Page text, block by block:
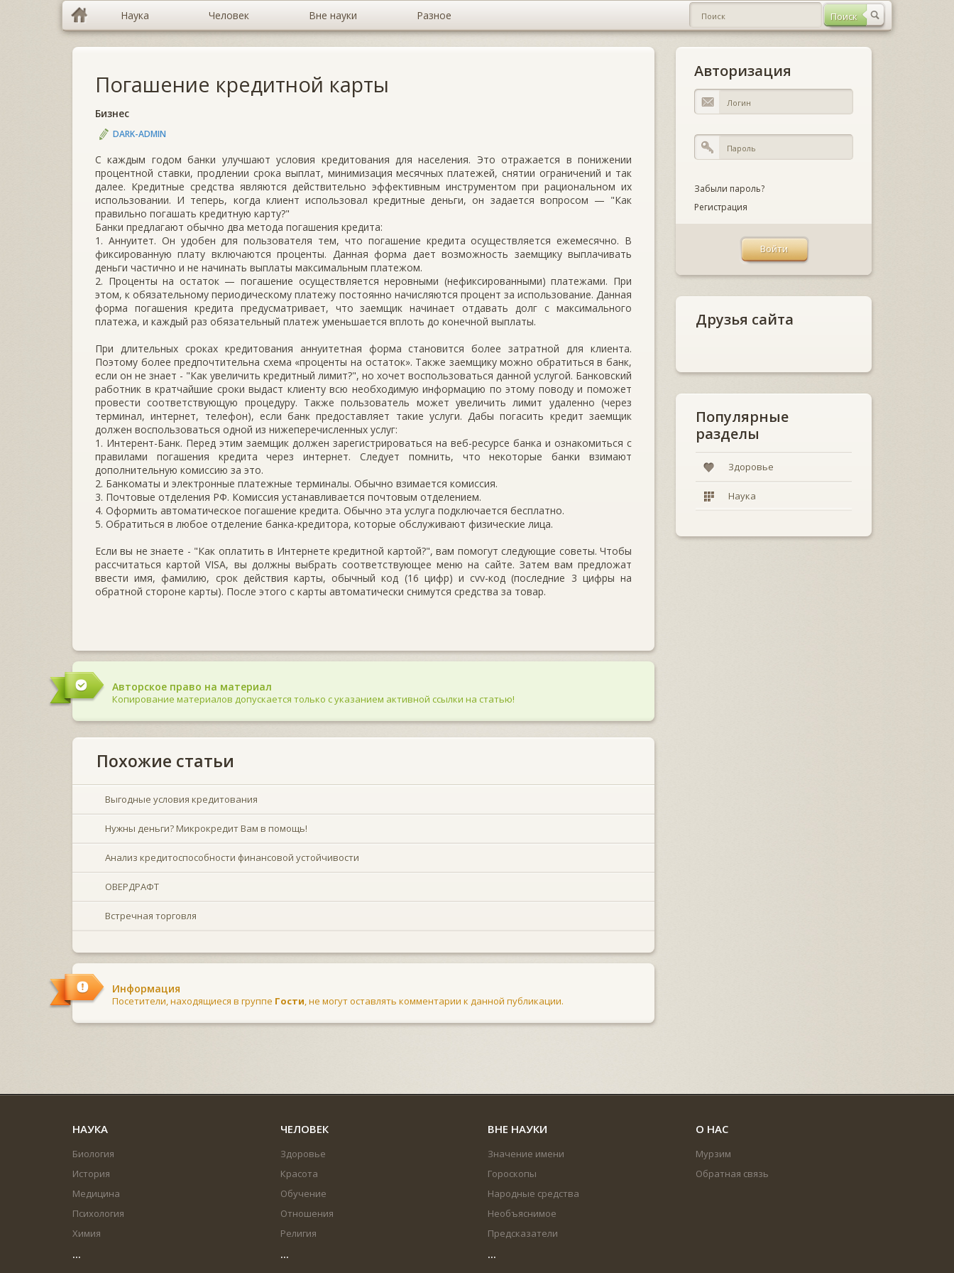
Наука Человек Вне науки Разное
Погашение кредитной карты
Бизнес
DARK-ADMIN
С каждым годом банки улучшают условия кредитования для населения. Это отражается в понижении
процентной ставки, продлении срока выплат, минимизация месячных платежей, снятии ограничений и так
далее. Кредитные средства являются действительно эффективным инструментом при рациональном их
использовании. И теперь, когда клиент использовал кредитные деньги, он задается вопросом — "Как
правильно погашать кредитную карту?"
Банки предлагают обычно два метода погашения кредита:
1. Аннуитет. Он удобен для пользователя тем, что погашение кредита осуществляется ежемесячно. В
фиксированную плату включаются проценты. Данная форма дает возможность заемщику выплачивать
деньги частично и не начинать выплаты максимальным платежом.
2. Проценты на остаток — погашение осуществляется неровными (нефиксированными) платежами. При
этом, к обязательному периодическому платежу постоянно начисляются процент за использование. Данная
форма погашения кредита предусматривает, что заемщик начинает отдавать долг с максимального
платежа, и каждый раз обязательный платеж уменьшается вплоть до конечной выплаты.
При длительных сроках кредитования аннуитетная форма становится более затратной для клиента.
Поэтому более предпочтительна схема «проценты на остаток». Также заемщику можно обратиться в банк,
если он не знает - "Как увеличить кредитный лимит?", но хочет воспользоваться данной услугой. Банковский
работник в кратчайшие сроки выдаст клиенту всю необходимую информацию по этому поводу и поможет
провести соответствующую процедуру. Также пользователь может увеличить лимит удаленно (через
терминал, интернет, телефон), если банк предоставляет такие услуги. Дабы погасить кредит заемщик
должен воспользоваться одной из нижеперечисленных услуг:
1. Интерент-Банк. Перед этим заемщик должен зарегистрироваться на веб-ресурсе банка и ознакомиться с
правилами погашения кредита через интернет. Следует помнить, что некоторые банки взимают
дополнительную комиссию за это.
2. Банкоматы и электронные платежные терминалы. Обычно взимается комиссия.
3. Почтовые отделения РФ. Комиссия устанавливается почтовым отделением.
4. Оформить автоматическое погашение кредита. Обычно эта услуга подключается бесплатно.
5. Обратиться в любое отделение банка-кредитора, которые обслуживают физические лица.
Если вы не знаете - "Как оплатить в Интернете кредитной картой?", вам помогут следующие советы. Чтобы
рассчитаться картой VISA, вы должны выбрать соответствующее меню на сайте. Затем вам предложат
ввести имя, фамилию, срок действия карты, обычный код (16 цифр) и cvv-код (последние 3 цифры на
обратной стороне карты). После этого с карты автоматически снимутся средства за товар.
Авторское право на материал
Копирование материалов допускается только с указанием активной ссылки на статью!
Похожие статьи
Выгодные условия кредитования
Нужны деньги? Микрокредит Вам в помощь!
Анализ кредитоспособности финансовой устойчивости
ОВЕРДРАФТ
Встречная торговля
Информация
Посетители, находящиеся в группе Гости, не могут оставлять комментарии к данной публикации.
Авторизация
Забыли пароль?
Регистрация
Друзья сайта
Популярные
разделы
Здоровье
Наука
НАУКА
Биология
История
Медицина
Психология
Химия
...
ЧЕЛОВЕК
Здоровье
Красота
Обучение
Отношения
Религия
...
ВНЕ НАУКИ
Значение имени
Гороскопы
Народные средства
Необъяснимое
Предсказатели
...
О НАС
Мурзим
Обратная связь